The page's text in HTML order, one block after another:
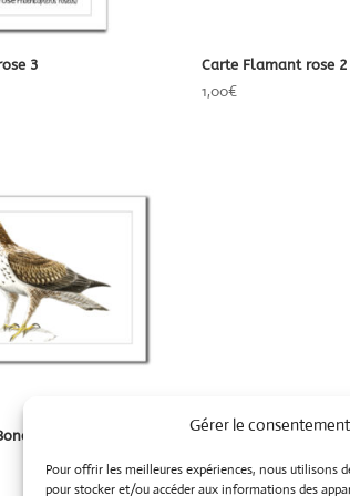
Gérer le
Pour offrir les meilleures expériences, nous utilisons
pour stocker et/ou accéder aux informations des
3 Carte Flamant rose 2
1,00€